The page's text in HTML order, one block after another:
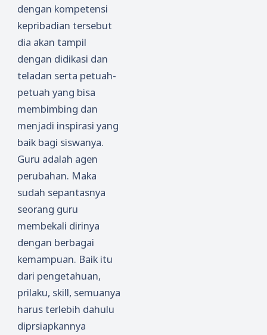
dengan kompetensi
kepribadian tersebut
dia akan tampil
dengan didikasi dan
teladan serta petuah-
petuah yang bisa
membimbing dan
menjadi inspirasi yang
baik bagi siswanya.
Guru adalah agen
perubahan. Maka
sudah sepantasnya
seorang guru
membekali dirinya
dengan berbagai
kemampuan. Baik itu
dari pengetahuan,
prilaku, skill, semuanya
harus terlebih dahulu
diprsiapkannya